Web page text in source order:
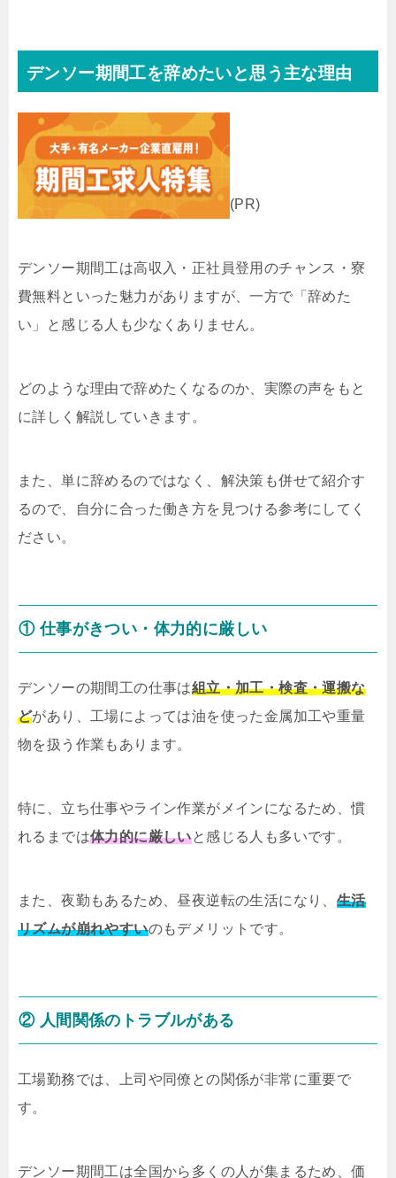
デンソー期間工を辞めたいと思う主な理由
(PR)
デンソー期間工は高収入・正社員登用のチャンス・寮
費無料といった魅力がありますが、一方で「辞めた
い」と感じる人も少なくありません。
どのような理由で辞めたくなるのか、実際の声をもと
に詳しく解説していきます。
また、単に辞めるのではなく、解決策も併せて紹介す
るので、自分に合った働き方を見つける参考にしてく
ださい。
① 仕事がきつい・体力的に厳しい
デンソーの期間工の仕事は組立・加工・検査・運搬な
どがあり、工場によっては油を使った金属加工や重量
物を扱う作業もあります。
特に、立ち仕事やライン作業がメインになるため、慣
れるまでは体力的に厳しいと感じる人も多いです。
また、夜勤もあるため、昼夜逆転の生活になり、 生活
リズムが崩れやすいのもデメリットです。
② 人間関係のトラブルがある
工場勤務では、上司や同僚との関係が非常に重要で
す。
デンソー期間工は全国から多くの人が集まるため、価